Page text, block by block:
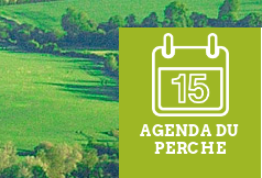
AGENDA DU
PERCHE